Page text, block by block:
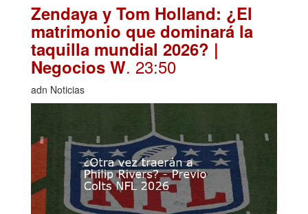
Zendaya y Tom Holland: ¿El
matrimonio que dominará la
taquilla mundial 2026? |
Negocios W. 23:50
adn Noticias